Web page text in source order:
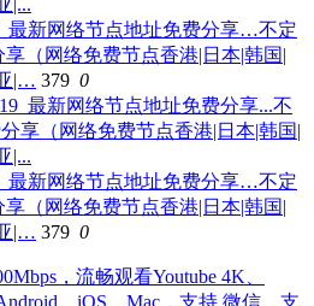
最新网络节点地址免费分享…不定
（网络免费节点香港|日本|韩国|
|… 379 0
最新网络节点地址免费分享…不定
（网络免费节点香港|日本|韩国|
|… 379 0